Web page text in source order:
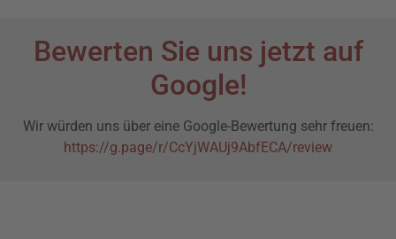
Bewerten Sie uns jetzt auf
Google!
Wir würden uns über eine Google-Bewertung sehr freuen:
https://g.page/r/CcYjWAUj9AbfECA/review